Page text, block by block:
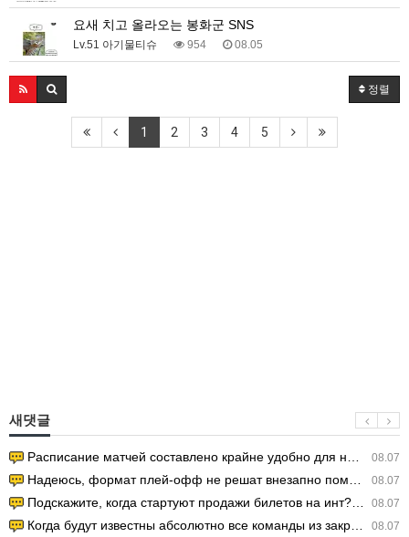
요새 치고 올라오는 봉화군 SNS
Lv.51 아기물티슈 954 08.05
정렬
1 2 3 4 5
새댓글
08.07
Расписание матчей составлено крайне удобно для нашего часово…
08.07
Надеюсь, формат плей-офф не решат внезапно поменять. https:/…
08.07
Подскажите, когда стартуют продажи билетов на инт? https://g…
08.07
Когда будут известны абсолютно все команды из закрытых квали…